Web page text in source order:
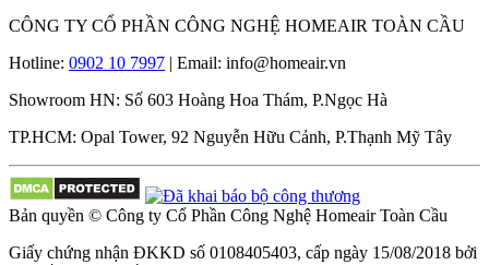
CÔNG TY CỔ PHẦN CÔNG NGHỆ HOMEAIR TOÀN CẦU
Hotline: 0902 10 7997 | Email: info@homeair.vn
Showroom HN: Số 603 Hoàng Hoa Thám, P.Ngọc Hà
TP.HCM: Opal Tower, 92 Nguyễn Hữu Cảnh, P.Thạnh Mỹ Tây
Bản quyền © Công ty Cổ Phần Công Nghệ Homeair Toàn Cầu
Giấy chứng nhận ĐKKD số 0108405403, cấp ngày 15/08/2018 bởi